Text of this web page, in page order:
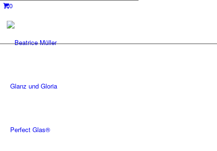
0
Glanz und Gloria
Perfect Glas®